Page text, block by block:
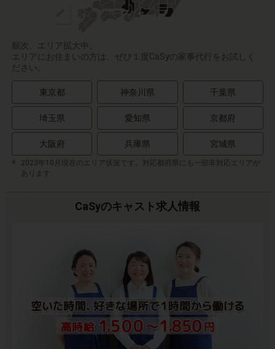
順次、エリア拡大中。
エリアにお住まいの方は、ぜひ１度CaSyの家事代行をお試しく
ださい。
東京都 神奈川県 千葉県
埼玉県 愛知県 京都府
大阪府 兵庫県 宮城県
2023年10月現在のエリア状況です。対応都府県にも一部非対応エリアが
あります
CaSyのキャスト求人情報